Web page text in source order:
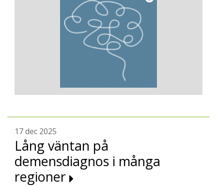
17 dec 2025
Lång väntan på
demensdiagnos i många
regioner